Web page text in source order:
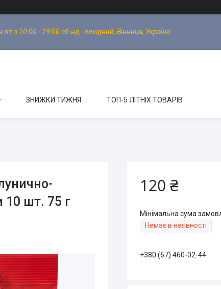
з 10:00 - 19:00 сб-нд - вихідний, Вінниця, Україна
ЗНИЖКИ ТИЖНЯ ТОП-5 ЛІТНІХ ТОВАРІВ
10 шт. 75 г
120 ₴
Мінімальна сума
Немає в наявності
+380 (67) 460-02-44